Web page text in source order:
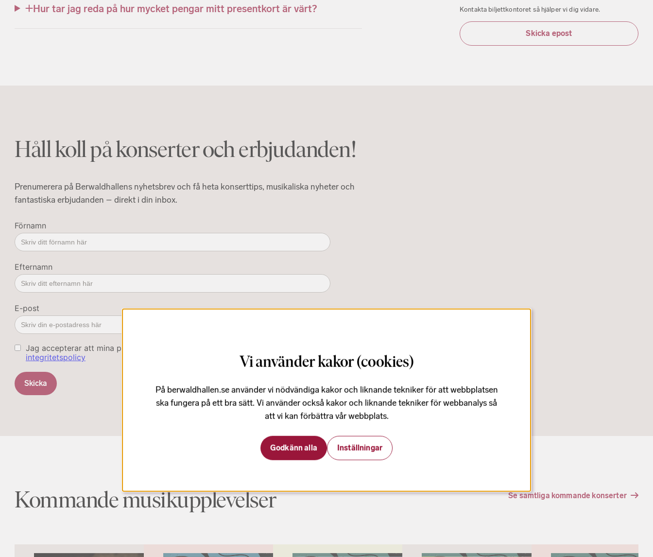
Hur tar jag reda på hur mycket pengar mitt presentkort är värt? Kontakta biljettkontoret så hjälper vi dig vidare.
Skicka epost
Håll koll på konserter och erbjudanden!
Prenumerera på Berwaldhallens nyhetsbrev och få heta konserttips, musikaliska nyheter och
fantastiska erbjudanden – direkt i din inbox.
Förnamn
Efternamn
E-post
Jag accepterar att mina personuppgifter behandlas i enlighet med
integritetspolicy
Skicka
Kommande musikupplevelser Se samtliga kommande konserter
Vi använder kakor (cookies)
På berwaldhallen.se använder vi nödvändiga kakor och liknande tekniker för att webbplatsen
ska fungera på ett bra sätt. Vi använder också kakor och liknande tekniker för webbanalys så
att vi kan förbättra vår webbplats.
Godkänn alla Inställningar